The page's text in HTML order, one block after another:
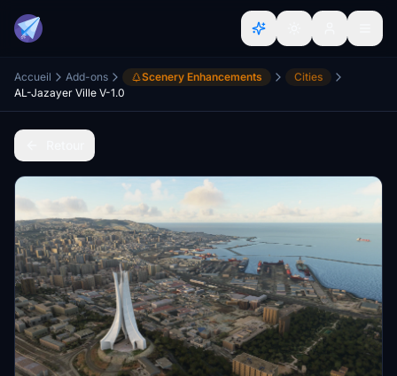
Accueil Add-ons Scenery Enhancements
Cities
AL-Jazayer Ville V-1.0